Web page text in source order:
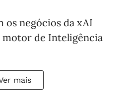
os negócios da xAI
motor de Inteligência
mais